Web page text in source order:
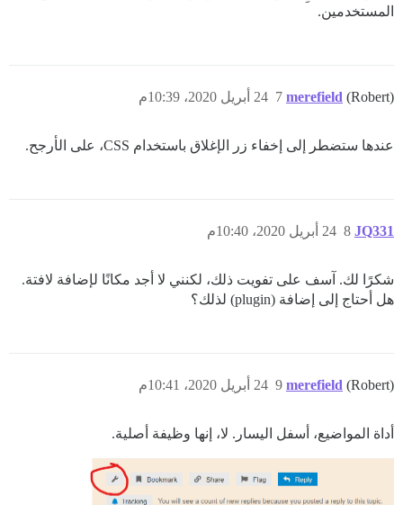
المستخدمين.
merefield (Robert) 24 أبريل 2020، 10:39م 7
عندها ستضطر إلى إخفاء زر الإغلاق باستخدام CSS، على الأرجح.
JQ331 24 أبريل 2020، 10:40م 8
شكرًا لك. آسف على تفويت ذلك، لكنني لا أجد مكانًا لإضافة لافتة.
هل أحتاج إلى إضافة (plugin) لذلك؟
merefield (Robert) 24 أبريل 2020، 10:41م 9
أداة المواضيع، أسفل اليسار. لا، إنها وظيفة أصلية.